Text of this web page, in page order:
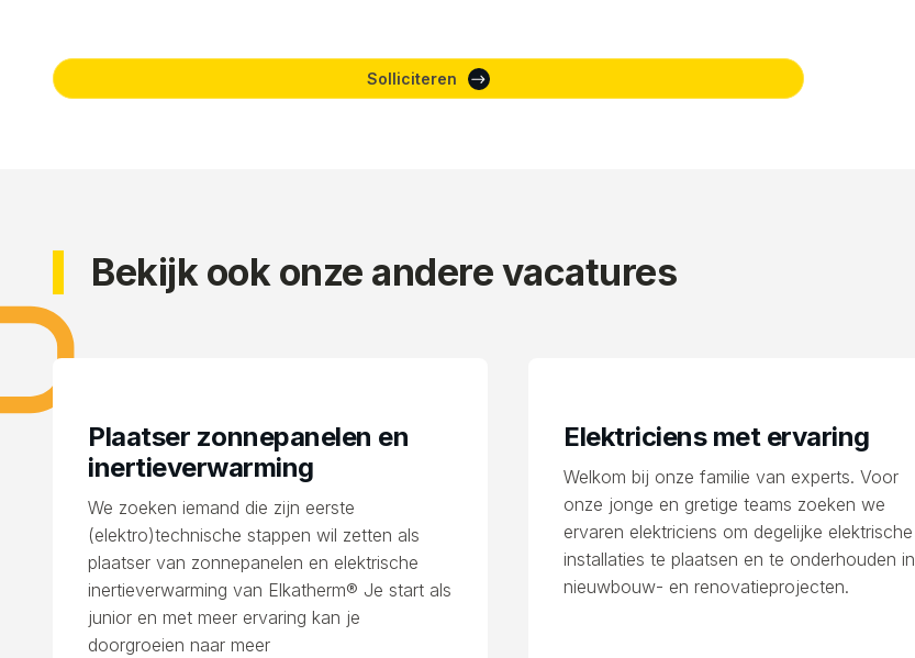
Solliciteren
Bekijk ook onze andere vacatures
Plaatser zonnepanelen en
inertieverwarming
We zoeken iemand die zijn eerste
(elektro)technische stappen wil zetten als
plaatser van zonnepanelen en elektrische
inertieverwarming van Elkatherm® Je start als
junior en met meer ervaring kan je
doorgroeien naar meer
Elektriciens met ervaring
Welkom bij onze familie van experts. Voor
onze jonge en gretige teams zoeken we
ervaren elektriciens om degelijke elektrische
installaties te plaatsen en te onderhouden in
nieuwbouw- en renovatieprojecten.